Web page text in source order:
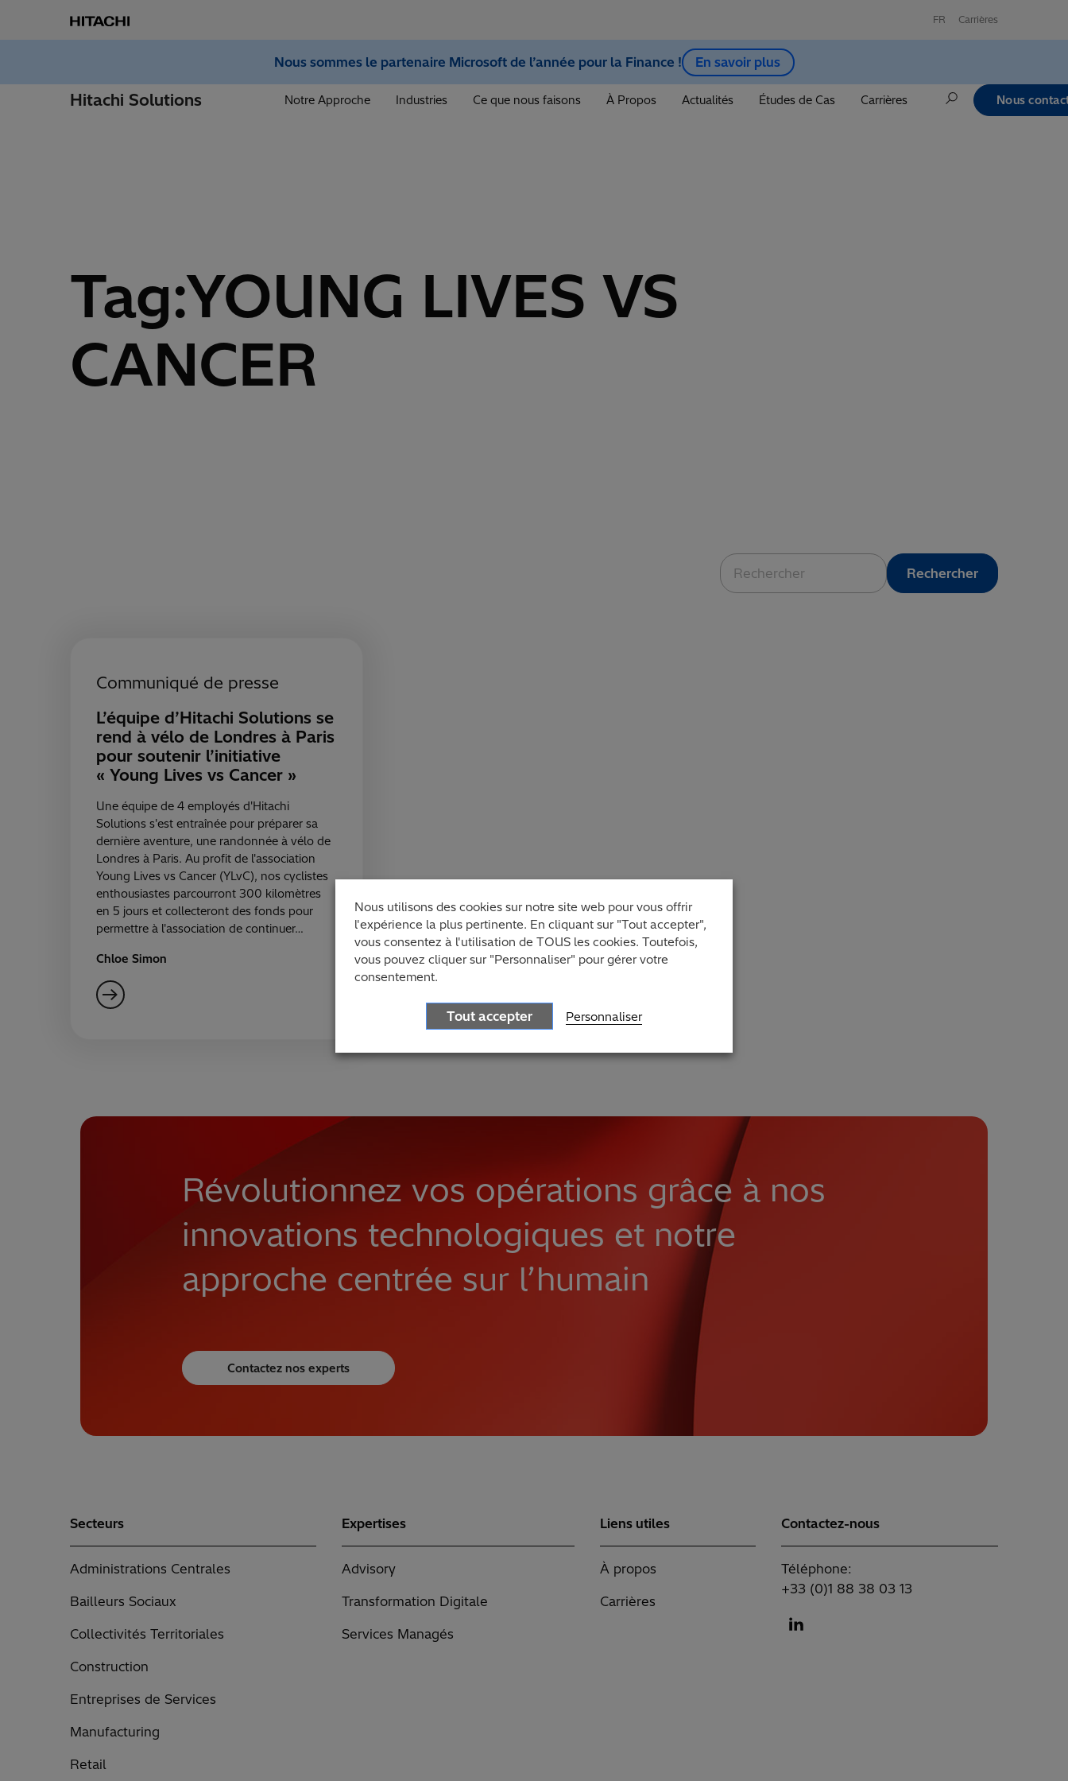
FR Carrières
Nous sommes le partenaire Microsoft de l’année pour la Finance ! En savoir plus
Hitachi Solutions Notre Approche Industries Ce que nous faisons À Propos Actualités Études de Cas Carrières Nous
Tag:YOUNG LIVES VS
CANCER
Communiqué de presse
L’équipe d’Hitachi Solutions se
rend à vélo de Londres à Paris
pour soutenir l’initiative
« Young Lives vs Cancer »
Une équipe de 4 employés d'Hitachi
Solutions s'est entraînée pour préparer sa
dernière aventure, une randonnée à vélo de
Londres à Paris. Au profit de l'association
Young Lives vs Cancer (YLvC), nos cyclistes
enthousiastes parcourront 300 kilomètres
en 5 jours et collecteront des fonds pour
permettre à l'association de continuer…
Chloe Simon
Révolutionnez vos opérations grâce à nos
innovations technologiques et notre
approche centrée sur l’humain
Contactez nos experts
Secteurs
Administrations Centrales
Bailleurs Sociaux
Collectivités Territoriales
Construction
Entreprises de Services
Manufacturing
Retail
Expertises
Advisory
Transformation Digitale
Services Managés
Liens utiles
À propos
Carrières
Contactez-nous
Téléphone:
+33 (0)1 88 38 03 13
Nous utilisons des cookies sur notre site web pour vous offrir
l'expérience la plus pertinente. En cliquant sur "Tout accepter",
vous consentez à l'utilisation de TOUS les cookies. Toutefois,
vous pouvez cliquer sur "Personnaliser" pour gérer votre
consentement.
Tout accepter Personnaliser